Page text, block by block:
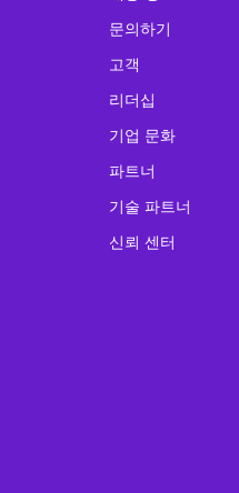
문의하기
고객
리더십
기업 문화
파트너
기술 파트너
신뢰 센터